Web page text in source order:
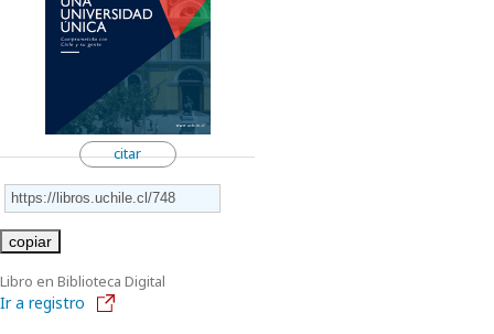
citar
copiar
Libro en Biblioteca Digital
Ir a registro